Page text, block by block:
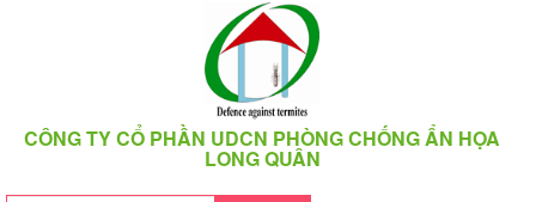
CÔNG TY CỔ PHẦN UDCN PHÒNG CHỐNG ẨN HỌA
LONG QUÂN